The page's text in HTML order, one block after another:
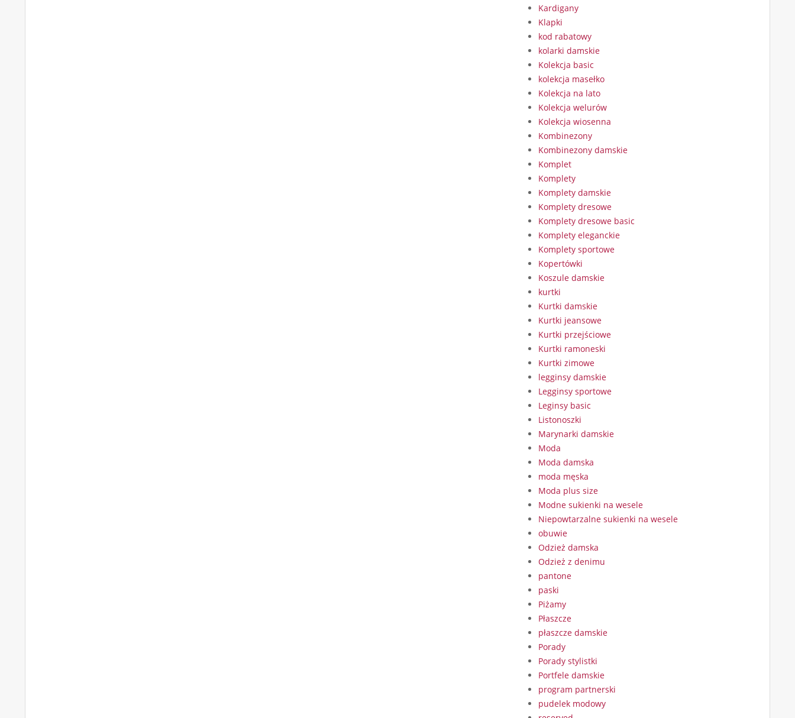
Kardigany
Klapki
kod rabatowy
kolarki damskie
Kolekcja basic
kolekcja masełko
Kolekcja na lato
Kolekcja welurów
Kolekcja wiosenna
Kombinezony
Kombinezony damskie
Komplet
Komplety
Komplety damskie
Komplety dresowe
Komplety dresowe basic
Komplety eleganckie
Komplety sportowe
Kopertówki
Koszule damskie
kurtki
Kurtki damskie
Kurtki jeansowe
Kurtki przejściowe
Kurtki ramoneski
Kurtki zimowe
legginsy damskie
Legginsy sportowe
Leginsy basic
Listonoszki
Marynarki damskie
Moda
Moda damska
moda męska
Moda plus size
Modne sukienki na wesele
Niepowtarzalne sukienki na wesele
obuwie
Odzież damska
Odzież z denimu
pantone
paski
Piżamy
Płaszcze
płaszcze damskie
Porady
Porady stylistki
Portfele damskie
program partnerski
pudelek modowy